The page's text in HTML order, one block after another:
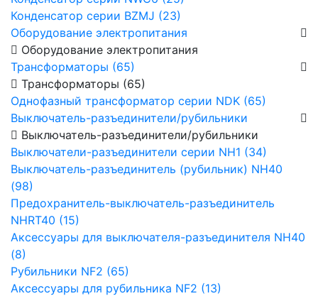
Конденсатор серии BZMJ (23)
Оборудование электропитания
Оборудование электропитания
Трансформаторы (65)
Трансформаторы (65)
Однофазный трансформатор серии NDK (65)
Выключатель-разъединители/рубильники
Выключатель-разъединители/рубильники
Выключатели-разъединители серии NH1 (34)
Выключатель-разъединитель (рубильник) NH40
(98)
Предохранитель-выключатель-разъединитель
NHRT40 (15)
Аксессуары для выключателя-разъединителя NH40
(8)
Рубильники NF2 (65)
Аксессуары для рубильника NF2 (13)